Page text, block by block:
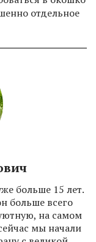
отдельное
больше 15 лет.
больше всего
на самом
мы начали